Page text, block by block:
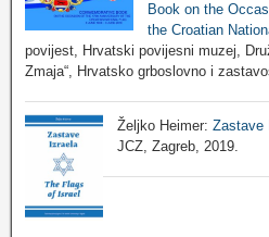
Book on the
the Croatian
povijest, Hrvatski povijesni muzej,
Zmaja“, Hrvatsko grboslovno i
Željko Heimer:Zastave
JCZ, Zagreb, 2019.